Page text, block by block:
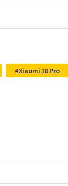
Xiaomi 18 Pro